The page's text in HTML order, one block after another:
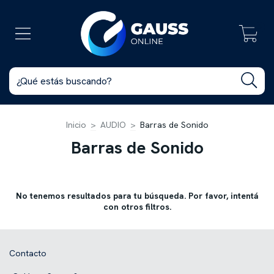
Inicio > AUDIO > Barras de Sonido
Barras de Sonido
No tenemos resultados para tu búsqueda. Por favor, intentá
con otros filtros.
Contacto